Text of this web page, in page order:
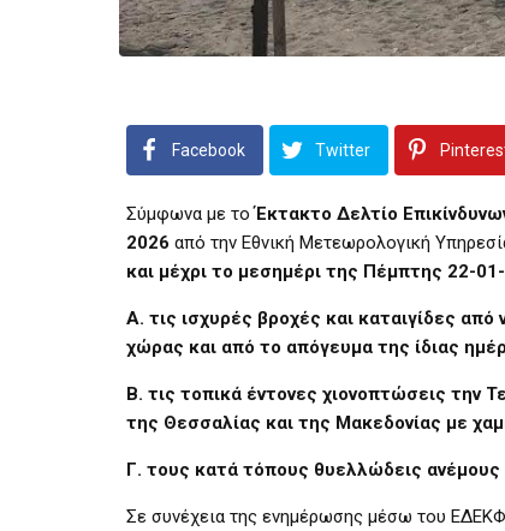
Facebook Twitter
Σύμφωνα με τοΈκτακτο Δελτίο
2026 από την Εθνική Μετεωρολογική
και μέχρι το μεσημέρι της Πέμπτης 22-
Α. τις ισχυρές βροχές και καταιγίδες
χώρας και από το απόγευμα της ίδιας
Β. τις τοπικά έντονες χιονοπτώσεις την
της Θεσσαλίας και της Μακεδονίας με
Γ. τους κατά τόπους θυελλώδεις ανέμους
Σε συνέχεια της ενημέρωσης μέσω του